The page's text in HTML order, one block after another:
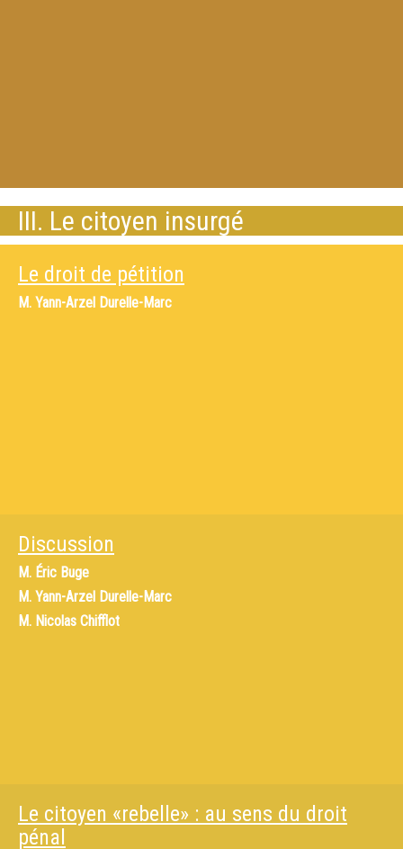
III. Le citoyen insurgé
Le droit de pétition
M. Yann-Arzel Durelle-Marc
Discussion
M. Éric Buge
M. Yann-Arzel Durelle-Marc
M. Nicolas Chifflot
Le citoyen «rebelle» : au sens du droit
pénal